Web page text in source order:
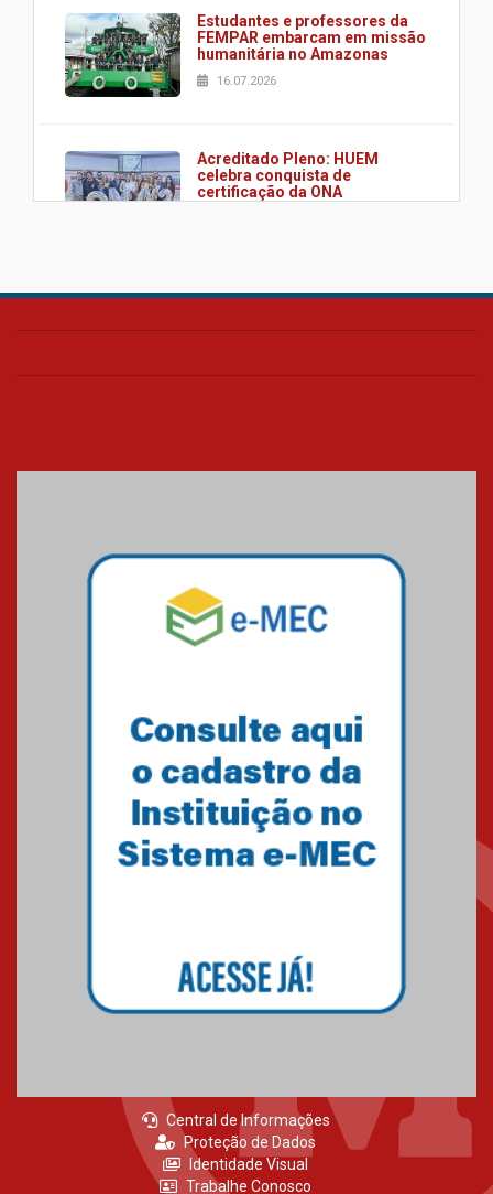
Estudantes e professores da
FEMPAR embarcam em missão
humanitária no Amazonas
16.07.2026
Acreditado Pleno: HUEM
celebra conquista de
certificação da ONA
HUEM é o primeiro hospital do
UTI's inteligentes
Pós-Asco: evento do HUEM
debate novidades sobre
estudos e tratamentos contra
o câncer
MackPesquisa 2026 prorroga
inscrições até 14 de agosto
15.06.2026
Central de Informações
Proteção de Dados
Identidade Visual
Trabalhe Conosco